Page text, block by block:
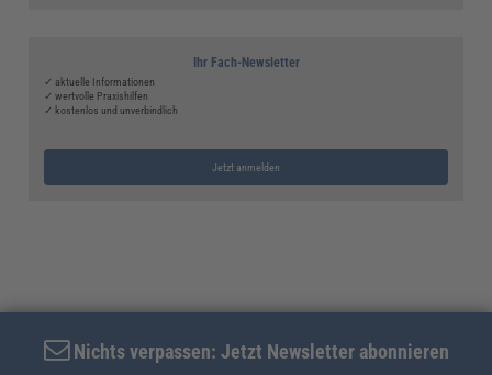
Ihr Fach-Newsletter
✓ aktuelle Informationen
✓ wertvolle Praxishilfen
✓ kostenlos und unverbindlich
Jetzt anmelden
Nichts verpassen: Jetzt Newsletter abonnieren